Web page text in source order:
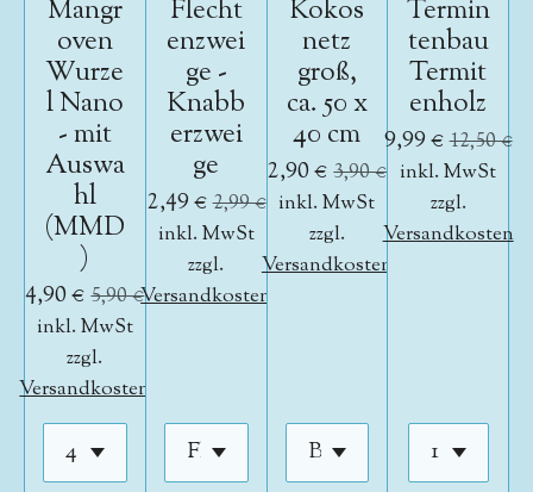
Mangr
oven
Wurze
l Nano
- mit
Auswa
hl
(MMD
)
4,90 € 5,90 €
inkl. MwSt
zzgl.
Versandkosten
Flecht
enzwei
ge -
Knabb
erzwei
ge
2,49 €2,99 €
inkl. MwSt
zzgl.
Versandkosten
Kokos
netz
groß,
ca. 50 x
40 cm
2,90 € 3,90 €
inkl. MwSt
zzgl.
Versandkosten
Termin
tenbau
Termit
enholz
9,99 €12,50 €
inkl. MwSt
zzgl.
Versandkosten